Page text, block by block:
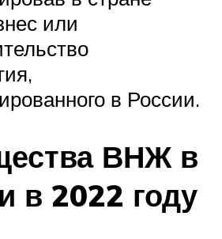
или
в России.
ВНЖ в
в 2022 году